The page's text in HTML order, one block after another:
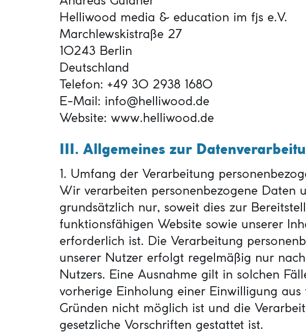
Helliwood media & education im fjs e.V.
Marchlewskistraße 27
10243 Berlin
Deutschland
Telefon: +49 30 2938 1680
E-Mail: info@helliwood.de
Website: www.helliwood.de
III. Allgemeines zur
1. Umfang der Verarbeitung
Wir verarbeiten personenbezogene Daten
grundsätzlich nur, soweit dies zur
funktionsfähigen Website sowie unserer
erforderlich ist. Die Verarbeitung
unserer Nutzer erfolgt regelmäßig nur
Nutzers. Eine Ausnahme gilt in solchen
vorherige Einholung einer Einwilligung aus
Gründen nicht möglich ist und die
gesetzliche Vorschriften gestattet ist.